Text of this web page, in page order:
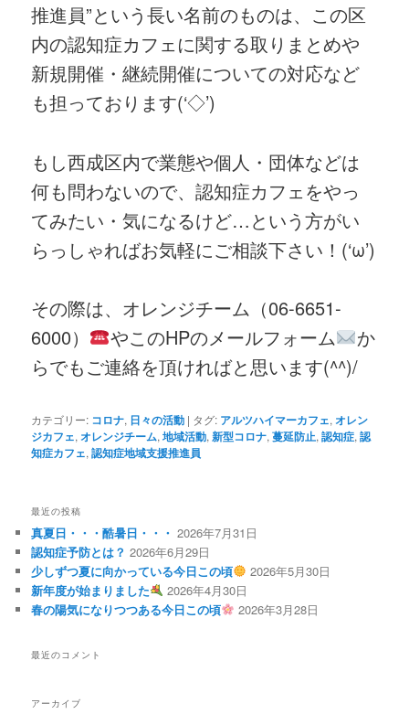
推進員”という長い名前のものは、この区
内の認知症カフェに関する取りまとめや
新規開催・継続開催についての対応など
も担っております(‘◇’)ゞ
もし西成区内で業態や個人・団体などは
何も問わないので、認知症カフェをやっ
てみたい・気になるけど…という方がい
らっしゃればお気軽にご相談下さい！(‘ω’)
その際は、オレンジチーム（06-6651-
6000）
やこのHPのメールフォーム
か
らでもご連絡を頂ければと思います(^^)/
カテゴリー: コロナ, 日々の活動 | タグ: アルツハイマーカフェ,オレン
ジカフェ,オレンジチーム,地域活動,新型コロナ,蔓延防止,認知症,認
知症カフェ,認知症地域支援推進員
最近の投稿
真夏日・・・酷暑日・・・ 2026年7月31日
認知症予防とは？ 2026年6月29日
少しずつ夏に向かっている今日この頃
2026年5月30日
新年度が始まりました
2026年4月30日
春の陽気になりつつある今日この頃
2026年3月28日
最近のコメント
アーカイブ